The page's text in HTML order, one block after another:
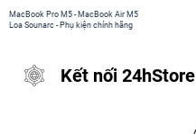
MacBook Pro M5 - MacBook Air M5
Loa Sounarc - Phụ kiện chính hãng
Kết nối 24hStore